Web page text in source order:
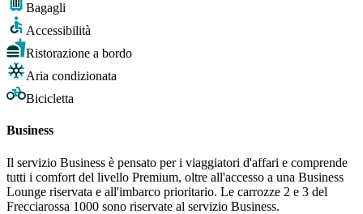
Bagagli
Accessibilità
Ristorazione a bordo
Aria condizionata
Bicicletta
Business
Il servizio Business è pensato per i viaggiatori d'affari e comprende
tutti i comfort del livello Premium, oltre all'accesso a una Business
Lounge riservata e all'imbarco prioritario. Le carrozze 2 e 3 del
Frecciarossa 1000 sono riservate al servizio Business.